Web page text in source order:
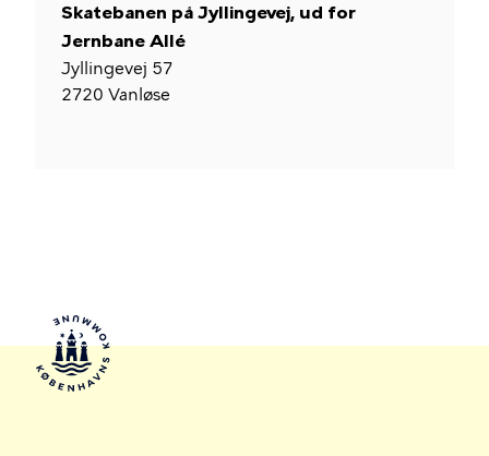
Skatebanen på Jyllingevej, ud for
Jernbane Allé
Jyllingevej 57
2720 Vanløse